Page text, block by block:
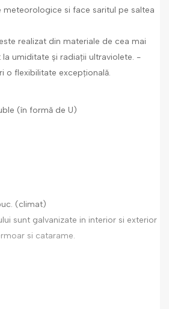
si face saritul pe saltea
realizat din materiale de cea mai
la umiditate și radiații ultraviolete. -
o flexibilitate excepțională.
(în formă de U)
(climat)
sunt galvanizate in interior si exterior
si catarame.